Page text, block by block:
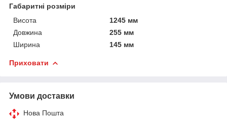
Габаритні розміри
Висота
1245 мм
Довжина
255 мм
Ширина
145 мм
Приховати
Умови доставки
Нова Пошта